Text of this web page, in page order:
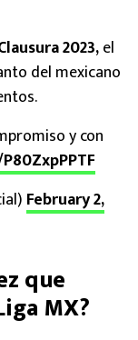
2023,el
del mexicano
y con
February 2,
que
MX?